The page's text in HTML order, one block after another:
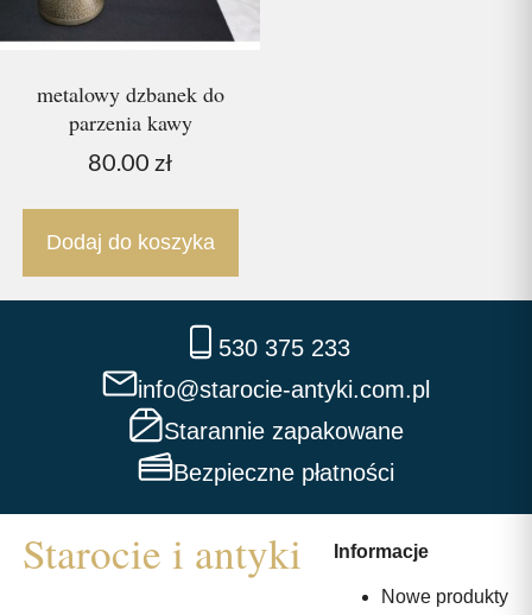
metalowy dzbanek do
parzenia kawy
80.00 zł
Dodaj do koszyka
530 375 233
info@starocie-antyki.com.pl
Starannie zapakowane
Bezpieczne płatności
Informacje
Nowe produkty